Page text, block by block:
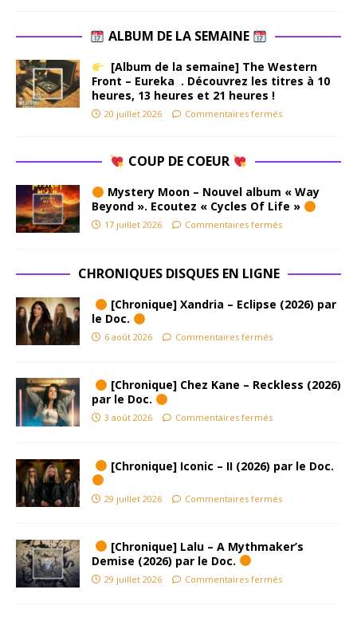
ALBUM DE LA SEMAINE
[Album de la semaine] The Western
Front – Eureka . Découvrez les titres à 10
heures, 13 heures et 21 heures !
20 juillet 2026 Commentaires fermés
COUP DE COEUR
Mystery Moon – Nouvel album « Way
Beyond ». Ecoutez « Cycles Of Life »
17 juillet 2026 Commentaires fermés
CHRONIQUES DISQUES EN LIGNE
[Chronique] Xandria – Eclipse (2026) par
le Doc.
6 août 2026 Commentaires fermés
[Chronique] Chez Kane – Reckless (2026)
par le Doc.
3 août 2026 Commentaires fermés
[Chronique] Iconic – II (2026) par le Doc.
29 juillet 2026 Commentaires fermés
[Chronique] Lalu – A Mythmaker’s
Demise (2026) par le Doc.
29 juillet 2026 Commentaires fermés